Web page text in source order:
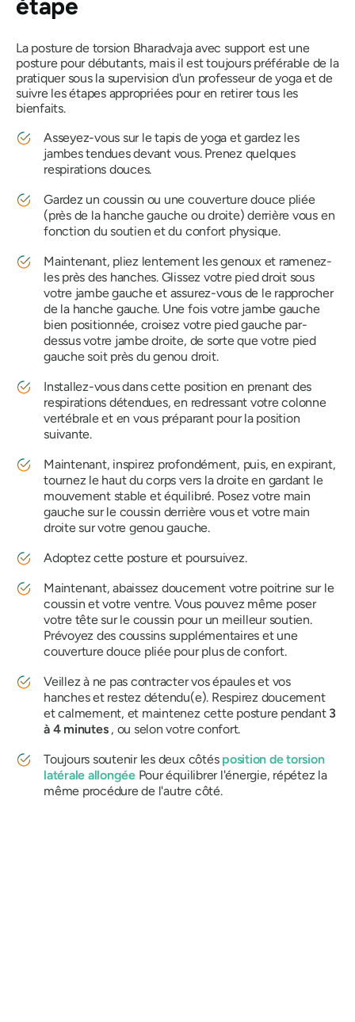
étape
La posture de torsion Bharadvajaavec support est une
posture pour débutants, mais il est toujours préférable de la
pratiquer sous la supervision d'un professeur de yoga et de
suivre les étapes appropriées pour en retirer tous les
bienfaits.
Asseyez-vous sur le tapis de yoga et gardez les
jambes tendues devant vous. Prenez quelques
respirations douces.
Gardez un coussin ou une couverture douce pliée
(près de la hanche gauche ou droite) derrière vous en
fonction du soutien et du confort physique.
Maintenant, pliez lentement les genoux et ramenez-
les près des hanches. Glissez votre pied droit sous
votre jambe gauche et assurez-vous de le rapprocher
de la hanche gauche. Une fois votre jambe gauche
bien positionnée, croisez votre pied gauche par-
dessus votre jambe droite, de sorte que votre pied
gauche soit près du genou droit.
Installez-vous dans cette position en prenant des
respirations détendues, en redressant votre colonne
vertébrale et en vous préparant pour la position
suivante.
Maintenant, inspirez profondément, puis, en expirant,
tournez le haut du corps vers la droite en gardant le
mouvement stable et équilibré. Posez votre main
gauche sur le coussin derrière vous et votre main
droite sur votre genou gauche.
Adoptez cette posture et poursuivez.
Maintenant, abaissez doucement votre poitrine sur le
coussin et votre ventre. Vous pouvez même poser
votre tête sur le coussin pour un meilleur soutien.
Prévoyez des coussins supplémentaires et une
couverture douce pliée pour plus de confort.
Veillez à ne pas contracter vos épaules et vos
hanches et restez détendu(e). Respirez doucement
et calmement, et maintenez cette posture pendant 3
à 4 minutes, ou selon votre confort.
Toujours soutenir les deux côtés position de torsion
latérale allongéePour équilibrer l'énergie, répétez la
même procédure de l'autre côté.